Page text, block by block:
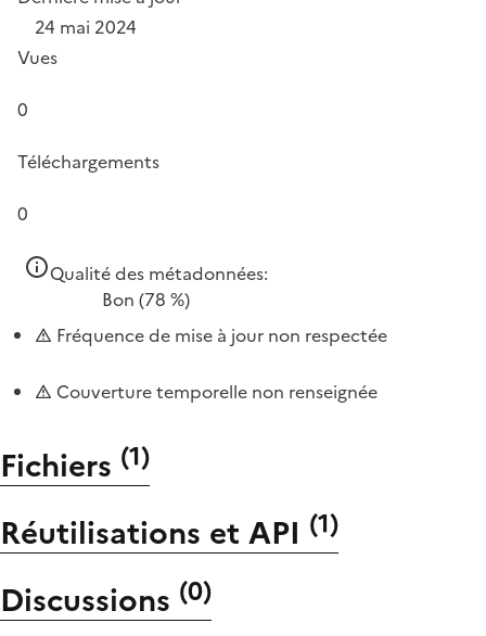
24 mai 2024
Vues
0
Téléchargements
0
Qualité des métadonnées:
Bon (78 %)
Fréquence de mise à jour non respectée
Couverture temporelle non renseignée
Fichiers (1)
Réutilisations et API (1)
Discussions (0)